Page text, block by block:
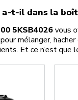
a-t-il dans la
5KSB4026vous
mélanger,
Et ce n’est que